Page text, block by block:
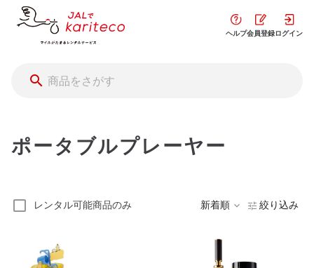
ヘルプ会員登録ログイン
ポータブルプレーヤー
レンタル可能商品のみ 新着順 絞り込み